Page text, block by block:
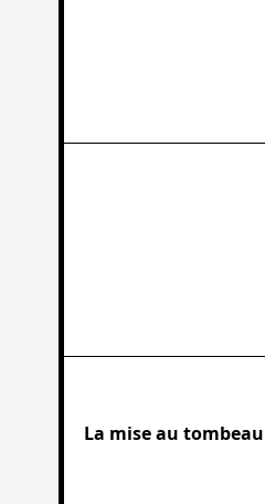
La mise au